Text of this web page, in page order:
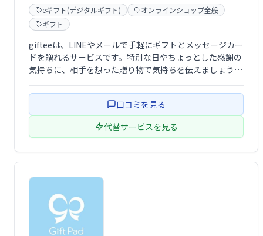
eギフト(デジタルギフト)
オンラインショップ全般
ギフト
gifteeは、LINEやメールで手軽にギフトとメッセージカー
ドを贈れるサービスです。特別な日やちょっとした感謝の
気持ちに、相手を想った贈り物で気持ちを伝えましょう。
最適です。大切な人と、より一層深い繋がりを築きましょ
口コミを見る
代替サービスを見る